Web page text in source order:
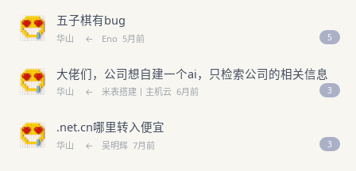
五子棋有bug
华山 ← Eno 5月前 5
大佬们，公司想自建一个ai，只检索公司的相关信息
华山 ← 米表搭建丨主机云 6月前 3
.net.cn哪里转入便宜
华山 ← 吴明辉 7月前 3